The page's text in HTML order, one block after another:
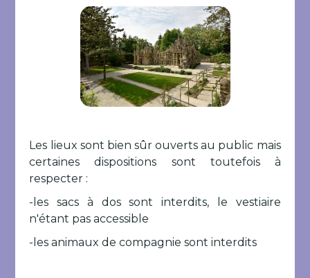
Les lieux sont bien sûr ouverts au public mais
certaines dispositions sont toutefois à
respecter :
-les sacs à dos sont interdits, le vestiaire
n'étant pas accessible
-les animaux de compagnie sont interdits